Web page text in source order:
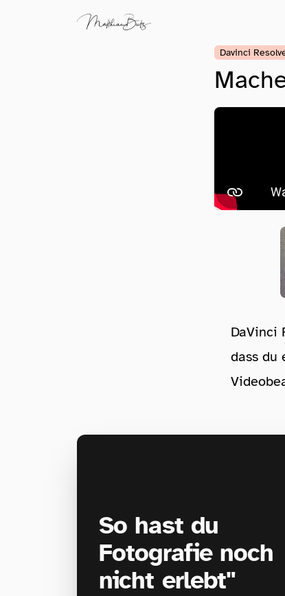
Davinci
DaVinci
dass du
So hast du
Fotografie noch
nicht erlebt"